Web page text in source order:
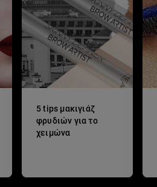
5 tips μακιγιάζ
φρυδιών για το
χειμώνα